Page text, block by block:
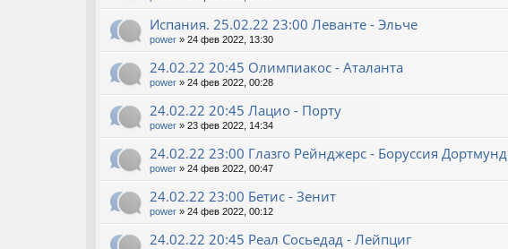
Испания. 25.02.22 23:00 Леванте - Эльче
power » 24 фев 2022, 13:30
24.02.22 20:45 Олимпиакос - Аталанта
power » 24 фев 2022, 00:28
24.02.22 20:45 Лацио - Порту
power » 23 фев 2022, 14:34
24.02.22 23:00 Глазго Рейнджерс - Боруссия Дортмунд
power » 24 фев 2022, 00:47
24.02.22 23:00 Бетис - Зенит
power » 24 фев 2022, 00:12
24.02.22 20:45 Реал Сосьедад - Лейпциг